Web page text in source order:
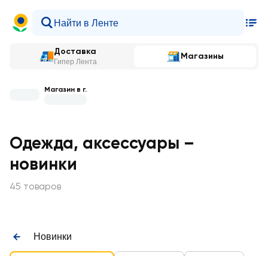
Доставка
Гипер Лента
Магазины
Магазин в г.
Одежда, аксессуары –
новинки
45 товаров
Новинки